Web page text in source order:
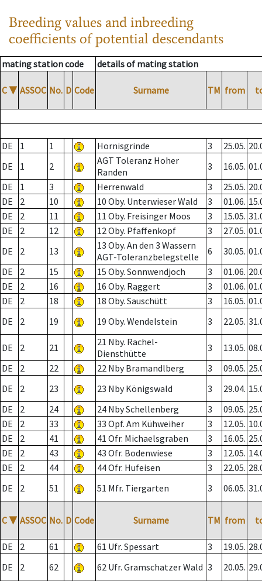
Breeding values and inbreeding
coefficients of potential descendants
mating station code details of mating station
C ▼ ASSOC No. D Code Surname TM from
DE 1 1 Hornisgrinde 3 25.05.
DE
1 2
AGT Toleranz Hoher
Randen
3 16.05.
DE
1 3 Herrenwald 3 25.05.
DE
2 10 10 Oby. Unterwieser Wald 3 01.06.
DE
2 11 11 Oby. Freisinger Moos 3 15.05.
DE
2 12 12 Oby. Pfaffenkopf 3 27.05.
DE
2 13
13 Oby. An den 3 Wassern
AGT-Toleranzbelegstelle
6 30.05.
DE
2 15 15 Oby. Sonnwendjoch 3 01.06.
DE
2 16 16 Oby. Raggert 3 01.06.
DE
2 18 18 Oby. Sauschütt 3 16.05.
DE
2 19 19 Oby. Wendelstein 3 22.05.
DE 2 21
21 Nby. Rachel-
Diensthütte
3 13.05.
DE
2 22 22 Nby Bramandlberg 3 09.05.
DE
2 23 23 Nby Königswald 3 29.04.
DE
2 24 24 Nby Schellenberg 3 09.05.
DE
2 33 33 Opf. Am Kühweiher 3 12.05.
DE
2 41 41 Ofr. Michaelsgraben 3 16.05.
DE
2 43 43 Ofr. Bodenwiese 3 12.05.
DE
2 44 44 Ofr. Hufeisen 3 22.05.
DE
2 51 51 Mfr. Tiergarten 3 06.05.
C ▼ ASSOC No. D Code Surname TM from
DE 2 61 61 Ufr. Spessart 3 19.05.
DE
2 62 62 Ufr. Gramschatzer Wald 3 20.05.